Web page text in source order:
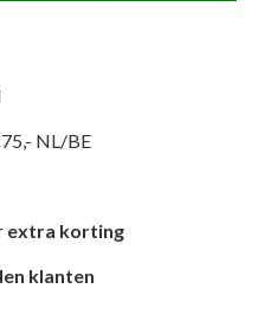
NL/BE
extra korting
klanten